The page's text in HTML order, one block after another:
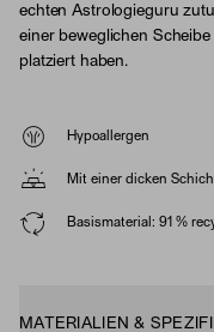
echten Astrologieguru
einer beweglichen
platziert haben.
Hypoallergen
Mit einer dicken
Basismaterial: 91 %
MATERIALIEN &